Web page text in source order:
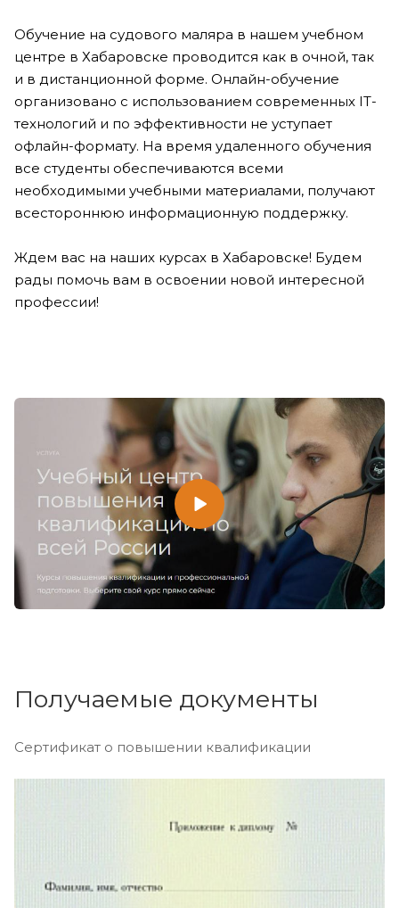
Обучение на судового маляра в нашем учебном
центре в Хабаровске проводится как в очной, так
и в дистанционной форме. Онлайн-обучение
организовано с использованием современных IT-
технологий и по эффективности не уступает
офлайн-формату. На время удаленного обучения
все студенты обеспечиваются всеми
необходимыми учебными материалами, получают
всестороннюю информационную поддержку.
Ждем вас на наших курсах в Хабаровске! Будем
рады помочь вам в освоении новой интересной
профессии!
Получаемые документы
Сертификат о повышении квалификации